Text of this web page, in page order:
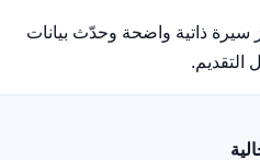
سيرة ذاتية واضحة وحدّث بيانات
التقديم.